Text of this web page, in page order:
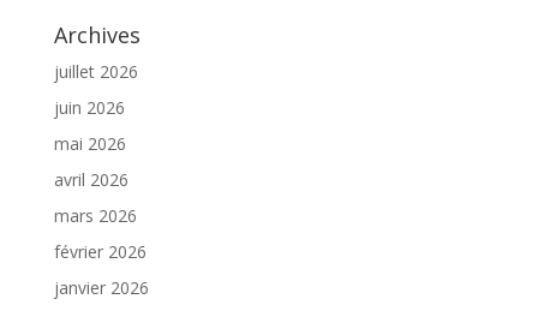
Archives
juillet 2026
juin 2026
mai 2026
avril 2026
mars 2026
février 2026
janvier 2026